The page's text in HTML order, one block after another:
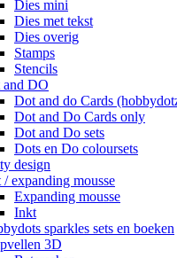
Dies mini
Dies met tekst
Dies overig
Stamps
Stencils
and DO
Dot and do Cards
Dot and Do Cards only
Dot and Do sets
Dots en Do coloursets
design
expanding mousse
Expanding mousse
Inkt
sparkles sets en boeken
3D